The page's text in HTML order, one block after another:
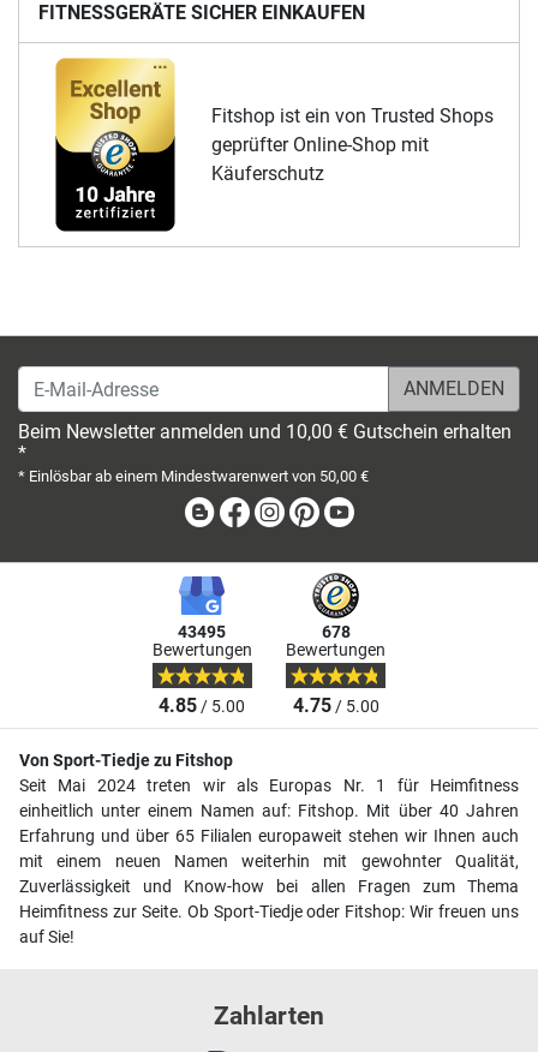
FITNESSGERÄTE SICHER EINKAUFEN
Fitshop ist ein von Trusted Shops
geprüfter Online-Shop mit
Käuferschutz
E-Mail-Adresse
Beim Newsletter anmelden und 10,00 € Gutschein erhalten
*
* Einlösbar ab einem Mindestwarenwert von 50,00 €
BlogFacebook
Instagram
Pinterest
43495
Bewertungen
4.85/ 5.00
678
Bewertungen
4.75/ 5.00
Von Sport-Tiedje zu Fitshop
Seit Mai 2024 treten wir als Europas Nr. 1 für Heimfitness
einheitlich unter einem Namen auf: Fitshop. Mit über 40 Jahren
Erfahrung und über 65 Filialen europaweit stehen wir Ihnen auch
mit einem neuen Namen weiterhin mit gewohnter Qualität,
Zuverlässigkeit und Know-how bei allen Fragen zum Thema
Heimfitness zur Seite. Ob Sport-Tiedje oder Fitshop: Wir freuen uns
auf Sie!
Zahlarten